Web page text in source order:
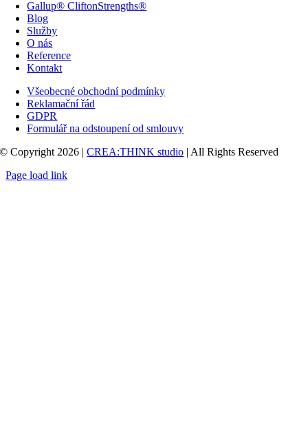
Gallup® CliftonStrengths®
Blog
Služby
O nás
Reference
Kontakt
Všeobecné obchodní podmínky
Reklamační řád
GDPR
Formulář na odstoupení od smlouvy
© Copyright 2026 |CREA:THINK studio | All Rights Reserved
Page load link